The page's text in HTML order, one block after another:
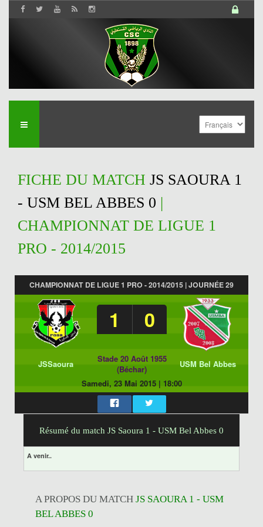
FICHE DU MATCH JS SAOURA 1
- USM BEL ABBES 0 |
CHAMPIONNAT DE LIGUE 1
PRO - 2014/2015
CHAMPIONNAT DE LIGUE 1 PRO - 2014/2015 | JOURNÉE 29
1 0
JSSaoura
Stade 20 Août 1955
(Béchar)
USM Bel Abbes
Samedi, 23 Mai 2015| 18:00
Résumé du match JS Saoura 1 - USM Bel Abbes 0
A venir..
A PROPOS DU MATCH JS SAOURA 1 - USM
BEL ABBES 0